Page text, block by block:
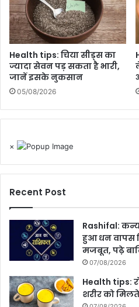
Health tips: चिया सीड्स का
ज्यादा सेवन पड़ सकता है भारी,
जानें इसके नुकसान
05/08/2026
×
Recent Post
Rashifal:
हुआ धन वापस
मजबूत, पढ़े
07/08/2026
Health tips:
शरीर को